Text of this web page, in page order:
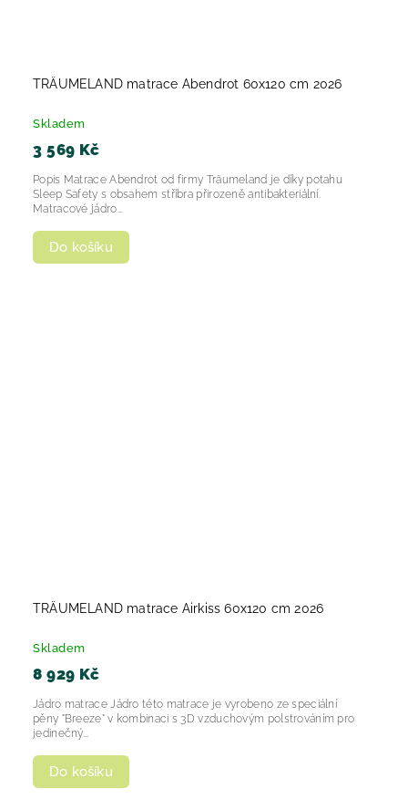
TRÄUMELAND matrace Abendrot 60x120 cm 2026
Skladem
3 569 Kč
Do košíku
Popis Matrace Abendrot od firmy Träumeland je díky potahu
Sleep Safety s obsahem stříbra přirozeně antibakteriální.
Matracové jádro...
TRÄUMELAND matrace Airkiss 60x120 cm 2026
Skladem
8 929 Kč
Do košíku
Jádro matrace Jádro této matrace je vyrobeno ze speciální
pěny "Breeze" v kombinaci s 3D vzduchovým polstrováním pro
jedinečný...